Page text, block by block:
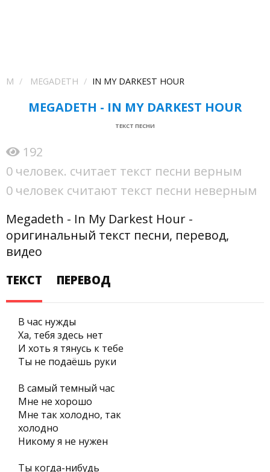
M MEGADETH IN MY DARKEST HOUR
MEGADETH - IN MY DARKEST HOUR
ТЕКСТ ПЕСНИ
192
0 человек. считает текст песни верным
0 человек считают текст песни неверным
Megadeth - In My Darkest Hour -
оригинальный текст песни, перевод,
видео
ТЕКСТ
ПЕРЕВОД
В час нужды
Ха, тебя здесь нет
И хоть я тянусь к тебе
Ты не подаёшь руки
В самый темный час
Мне не хорошо
Мне так холодно, так
холодно
Никому я не нужен
Ты когда-нибудь